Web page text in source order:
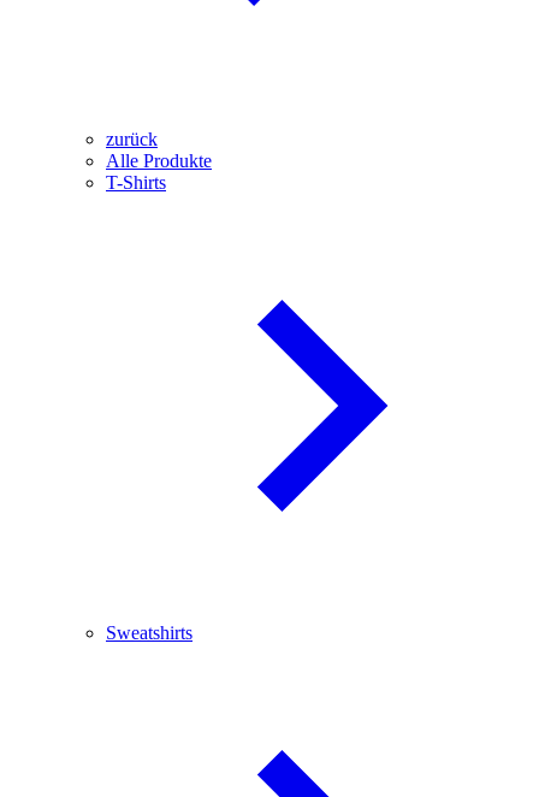
zurück
Alle Produkte
T-Shirts
Sweatshirts